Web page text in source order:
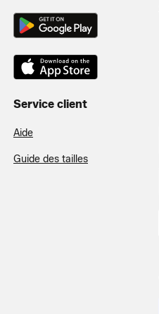
Service client
Aide
Guide des tailles